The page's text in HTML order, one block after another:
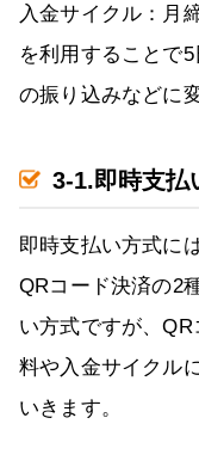
入金サイクル：月
を利用することで
の振り込みなどに
3-1.即時支払
即時支払い方式に
QRコード決済の2
い方式ですが、
料や入金サイクル
いきます。